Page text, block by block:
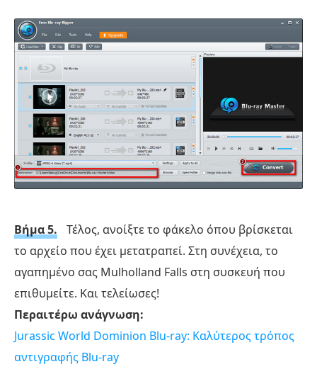
Βήμα 5.
Τέλος, ανοίξτε το φάκελο όπου βρίσκεται
το αρχείο που έχει μετατραπεί. Στη συνέχεια, το
αγαπημένο σας Mulholland Falls στη συσκευή που
επιθυμείτε. Και τελείωσες!
Περαιτέρω ανάγνωση:
Jurassic World Dominion Blu-ray: Καλύτερος τρόπος
αντιγραφής Blu-ray